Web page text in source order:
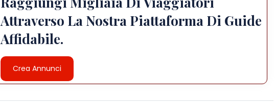
Attraverso La Nostra Piattaforma Di Guide
Affidabile.
Crea Annunci